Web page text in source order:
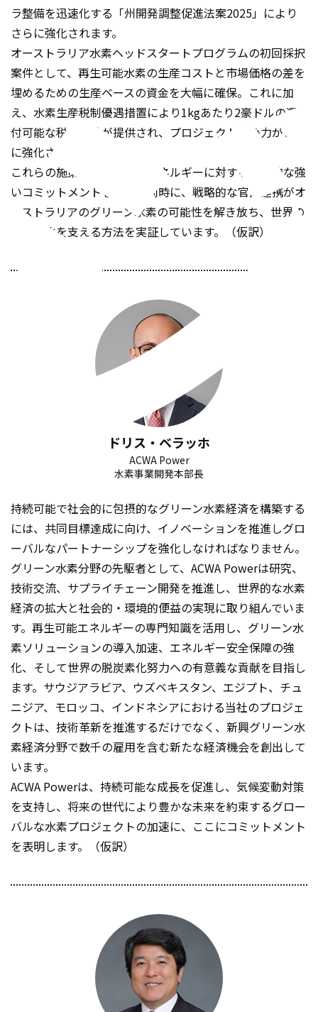
ラ整備を迅速化する「州開発調整促進法案2025」により
さらに強化されます。
オーストラリア水素ヘッドスタートプログラムの初回採択
案件として、再生可能水素の生産コストと市場価格の差を
埋めるための生産ベースの資金を大幅に確保。これに加
え、水素生産税制優遇措置により1kgあたり2豪ドルの還
付可能な税額控除が提供され、プロジェクト競争力がさら
に強化されています。
これらの施策は、再生可能エネルギーに対する国家的な強
いコミットメントを示すと同時に、戦略的な官民連携がオ
ーストラリアのグリーン水素の可能性を解き放ち、世界の
脱炭素化を支える方法を実証しています。（仮訳）
ドリス・ベラッホ
ACWA Power
水素事業開発本部長
持続可能で社会的に包摂的なグリーン水素経済を構築する
には、共同目標達成に向け、イノベーションを推進しグロ
ーバルなパートナーシップを強化しなければなりません。
グリーン水素分野の先駆者として、ACWA Powerは研究、
技術交流、サプライチェーン開発を推進し、世界的な水素
経済の拡大と社会的・環境的便益の実現に取り組んでいま
す。再生可能エネルギーの専門知識を活用し、グリーン水
素ソリューションの導入加速、エネルギー安全保障の強
化、そして世界の脱炭素化努力への有意義な貢献を目指し
ます。サウジアラビア、ウズベキスタン、エジプト、チュ
ニジア、モロッコ、インドネシアにおける当社のプロジェ
クトは、技術革新を推進するだけでなく、新興グリーン水
素経済分野で数千の雇用を含む新たな経済機会を創出して
います。
ACWA Powerは、持続可能な成長を促進し、気候変動対策
を支持し、将来の世代により豊かな未来を約束するグロー
バルな水素プロジェクトの加速に、ここにコミットメント
を表明します。（仮訳）